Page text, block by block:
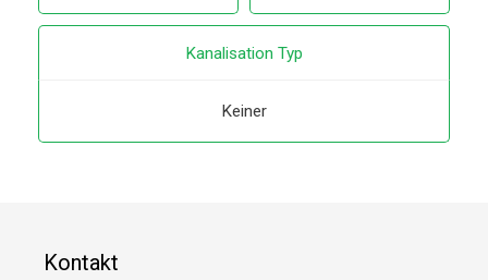
Kanalisation Typ
Keiner
Kontakt